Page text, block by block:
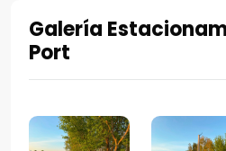
Galería
Port